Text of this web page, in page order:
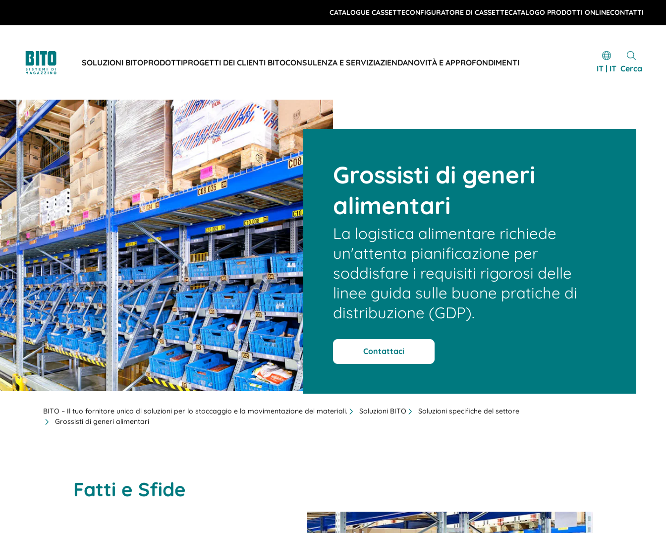
CATALOGUE CASSETTECONFIGURATORE DI CASSETTECATALOGO PRODOTTI ONLINECONTATTI
SOLUZIONI BITOPRODOTTIPROGETTI DEI CLIENTI BITOCONSULENZA E SERVIZIAZIENDANOVITÀ E APPROFONDIMENTI
IT | IT Cerca
BIT O
Grossisti di generi
alimentari
La logistica alimentare richiede
un'attenta pianificazione per
soddisfare i requisiti rigorosi delle
linee guida sulle buone pratiche di
distribuzione (GDP).
Contattaci
BITO – Il tuo fornitore unico di soluzioni per lo stoccaggio e la movimentazione dei materiali. Soluzioni BITO
Soluzioni specifiche del settore
Grossisti di generi alimentari
Fatti e Sfide